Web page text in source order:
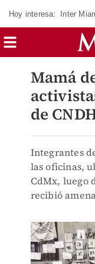
Hoy interesa: Inter
Mamá
de
Integrantes
las oficinas,
CdMx, luego
recibió